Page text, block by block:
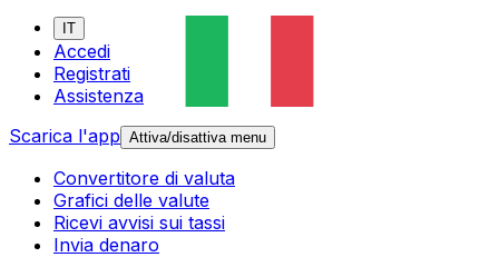
IT
Accedi
Registrati
Assistenza
Scarica l'app Attiva/disattiva menu
Convertitore di valuta
Grafici delle valute
Ricevi avvisi sui tassi
Invia denaro